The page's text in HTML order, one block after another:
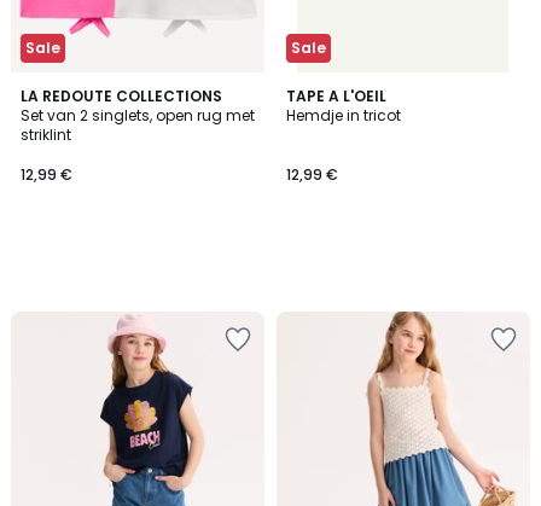
Sale
LA REDOUTE COLLECTIONS
Set van 2 singlets, open rug met
striklint
€.
12,99 €
Sale
TAPE A L'OEIL
Hemdje in tricot
12,99 €